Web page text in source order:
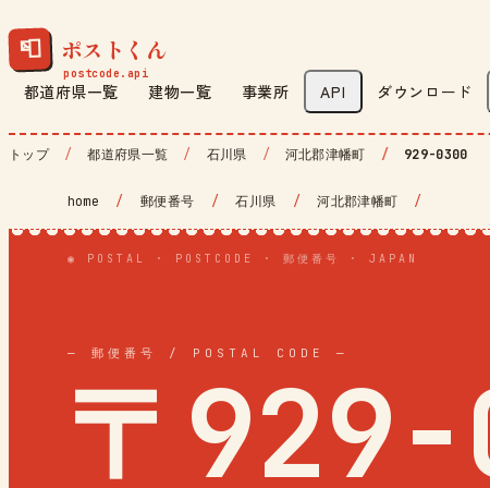
📮 ポストくん
都道府県一覧 建物一覧 事業所 API ダウンロード
トップ 都道府県一覧 石川県 河北郡津幡町 929-0300
home / 郵便番号 / 石川県 / 河北郡津幡町 /
◉ POSTAL · POSTCODE · 郵便番号 · JAPAN
— 郵便番号 / POSTAL CODE —
〒